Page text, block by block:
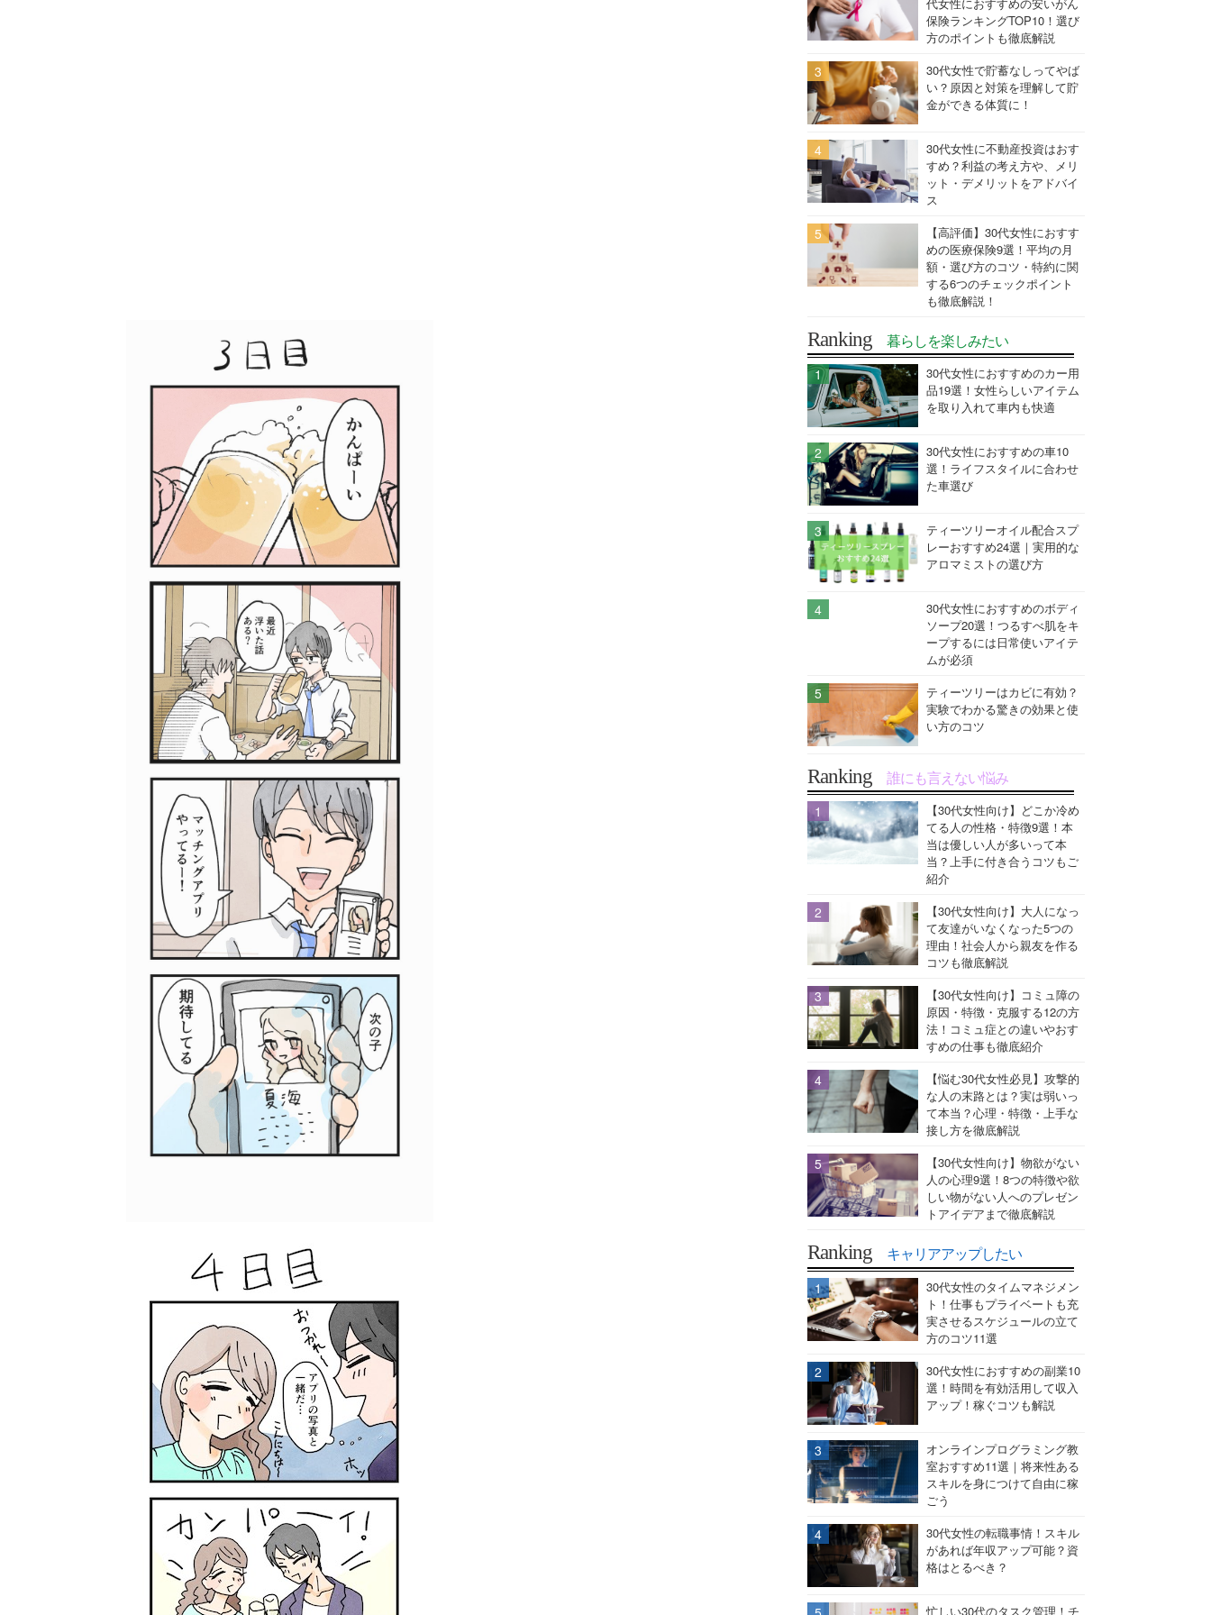
保険ランキングTOP10！選び
方のポイントも徹底解説
30代女性で貯蓄なしってやば
い？原因と対策を理解して貯
金ができる体質に！
30代女性に不動産投資はおす
すめ？利益の考え方や、メリ
ット・デメリットをアドバイ
ス
【高評価】30代女性におすす
めの医療保険9選！平均の月
額・選び方のコツ・特約に関
する6つのチェックポイント
も徹底解説！
Ranking 暮らしを楽しみたい
30代女性におすすめのカー用
品19選！女性らしいアイテム
を取り入れて車内も快適
30代女性におすすめの車10
選！ライフスタイルに合わせ
た車選び
ティーツリーオイル配合スプ
レーおすすめ24選｜実用的な
アロマミストの選び方
30代女性におすすめのボディ
ソープ20選！つるすべ肌をキ
ープするには日常使いアイテ
ムが必須
ティーツリーはカビに有効？
実験でわかる驚きの効果と使
い方のコツ
Ranking 誰にも言えない悩み
【30代女性向け】どこか冷め
てる人の性格・特徴9選！本
当は優しい人が多いって本
当？上手に付き合うコツもご
紹介
【30代女性向け】大人になっ
て友達がいなくなった5つの
理由！社会人から親友を作る
コツも徹底解説
【30代女性向け】コミュ障の
原因・特徴・克服する12の方
法！コミュ症との違いやおす
すめの仕事も徹底紹介
【悩む30代女性必見】攻撃的
な人の末路とは？実は弱いっ
て本当？心理・特徴・上手な
接し方を徹底解説
【30代女性向け】物欲がない
人の心理9選！8つの特徴や欲
しい物がない人へのプレゼン
トアイデアまで徹底解説
Ranking キャリアアップしたい
30代女性のタイムマネジメン
ト！仕事もプライベートも充
実させるスケジュールの立て
方のコツ11選
30代女性におすすめの副業10
選！時間を有効活用して収入
アップ！稼ぐコツも解説
オンラインプログラミング教
室おすすめ11選｜将来性ある
スキルを身につけて自由に稼
ごう
30代女性の転職事情！スキル
があれば年収アップ可能？資
格はとるべき？
忙しい30代のタスク管理！チ